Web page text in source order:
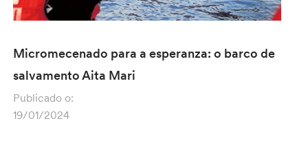
Micromecenado para a esperanza: o barco de
salvamento Aita Mari
Publicado o:
19/01/2024